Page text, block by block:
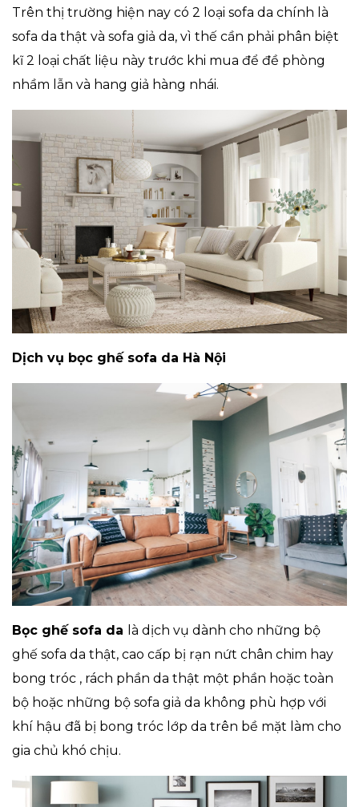
Trên thị trường hiện nay có 2 loại sofa da chính là
sofa da thật và sofa giả da, vì thế cần phải phân biệt
kĩ 2 loại chất liệu này trước khi mua để đề phòng
nhầm lẫn và hang giả hàng nhái.
Dịch vụ bọc ghế sofa da Hà Nội
Bọc ghế sofa da là dịch vụ dành cho những bộ
ghế sofa da thật, cao cấp bị rạn nứt chân chim hay
bong tróc , rách phần da thật một phần hoặc toàn
bộ hoặc những bộ sofa giả da không phù hợp với
khí hậu đã bị bong tróc lớp da trên bề mặt làm cho
gia chủ khó chịu.